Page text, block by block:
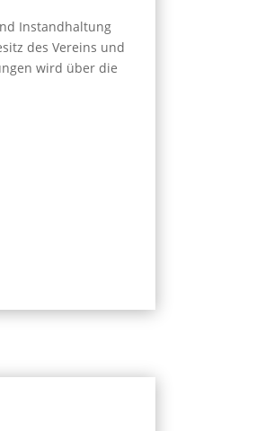
Instandhaltung
des Vereins und
wird über die